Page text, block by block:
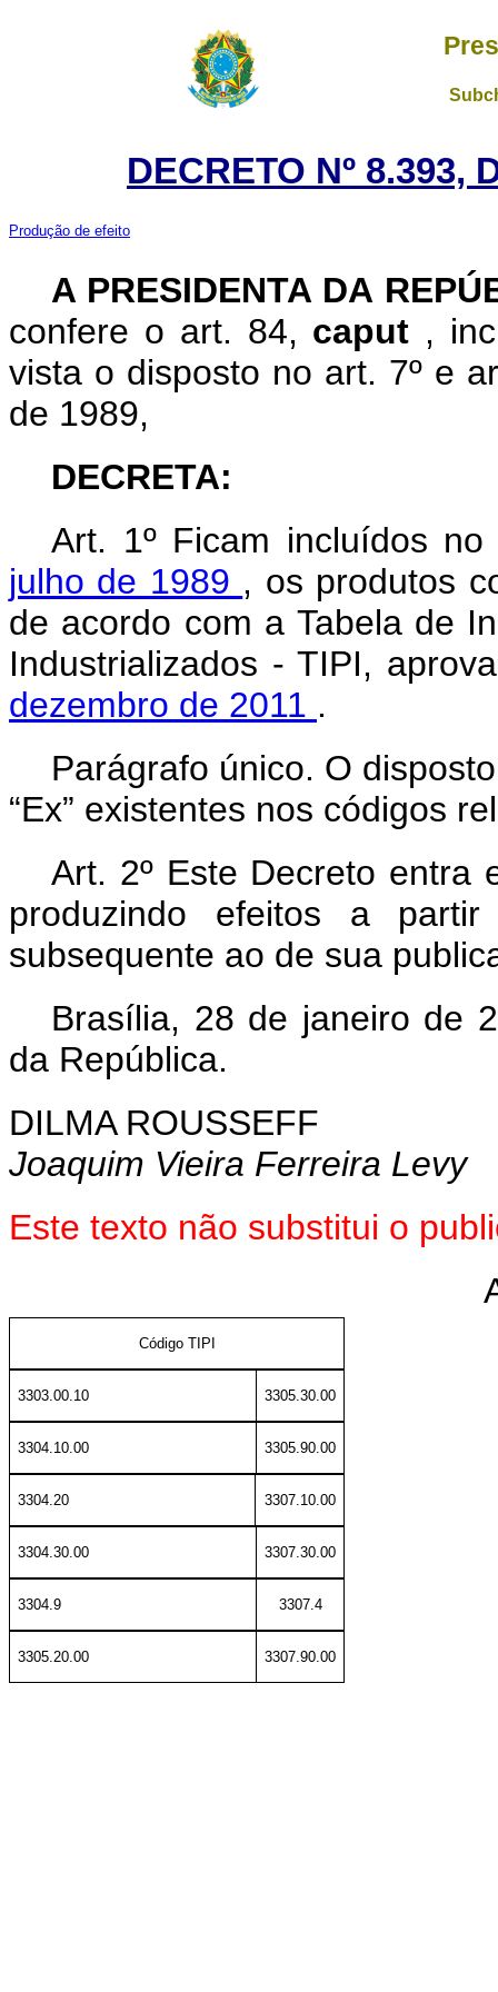
DECRETO Nº 8.393,
Produção de efeito
A PRESIDENTA DA
confere o art. 84, caput ,
vista o disposto no art. 7º e
de 1989,
DECRETA:
Art. 1º Ficam incluídos no
julho de 1989 , os produtos
de acordo com a Tabela de
Industrializados - TIPI,
dezembro de 2011 .
Parágrafo único. O
“Ex” existentes nos códigos
Art. 2º Este Decreto entra
produzindo efeitos a
subsequente ao de sua
Brasília, 28 de janeiro de
da República.
DILMA ROUSSEFF
Joaquim Vieira Ferreira Levy
Este texto não substitui o
Código TIPI
3303.00.10 3305.30.00
3304.10.00 3305.90.00
3304.20 3307.10.00
3304.30.00 3307.30.00
3304.9 3307.4
3305.20.00 3307.90.00